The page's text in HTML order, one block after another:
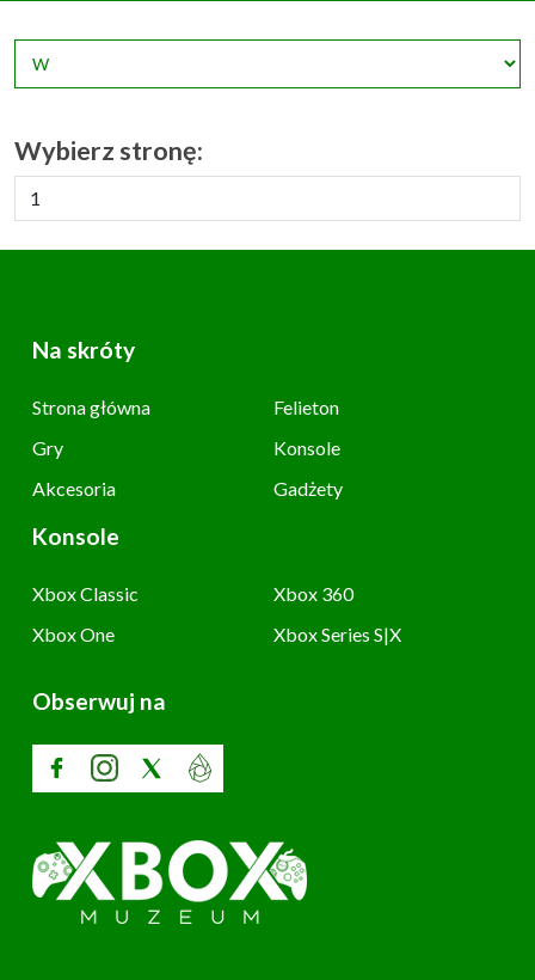
Wybierz stronę:
Na skróty
Strona główna
Felieton
Gry
Konsole
Akcesoria
Gadżety
Konsole
Xbox Classic
Xbox 360
Xbox One
Xbox Series S|X
Obserwuj na